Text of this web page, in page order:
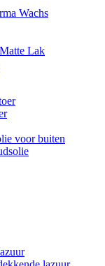
Wachs
Lak
voor buiten